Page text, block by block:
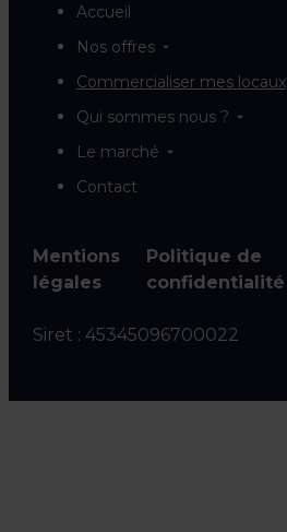
Accueil
Nos offres
Commercialiser mes locaux
Qui sommes nous ?
Le marché
Contact
Mentions
légales
Politique de
confidentialité
Siret : 45345096700022